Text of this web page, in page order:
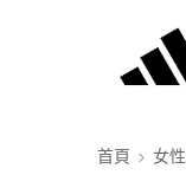
首頁 女性